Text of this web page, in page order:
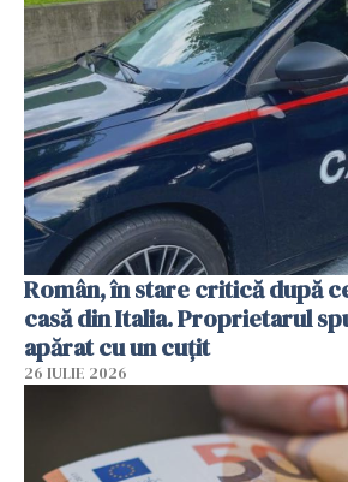
Român, în stare critică după
casă din Italia. Proprietarul
apărat cu un cuțit
26 IULIE 2026